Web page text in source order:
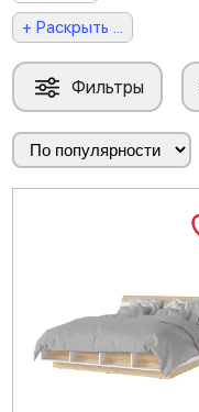
+ Раскрыть ...
Фильтры